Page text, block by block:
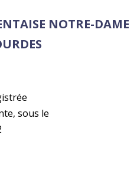
NOTRE-DAME
sous le